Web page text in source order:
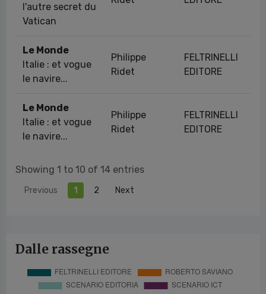
l'autre secret du
Vatican
Le Monde
Italie : et vogue
le navire...
Philippe
Ridet
FELTRINELLI
EDITORE
Le Monde
Italie : et vogue
le navire...
Philippe
Ridet
FELTRINELLI
EDITORE
Showing 1 to 10 of 14 entries
Previous 1 2 Next
Dalle rassegne